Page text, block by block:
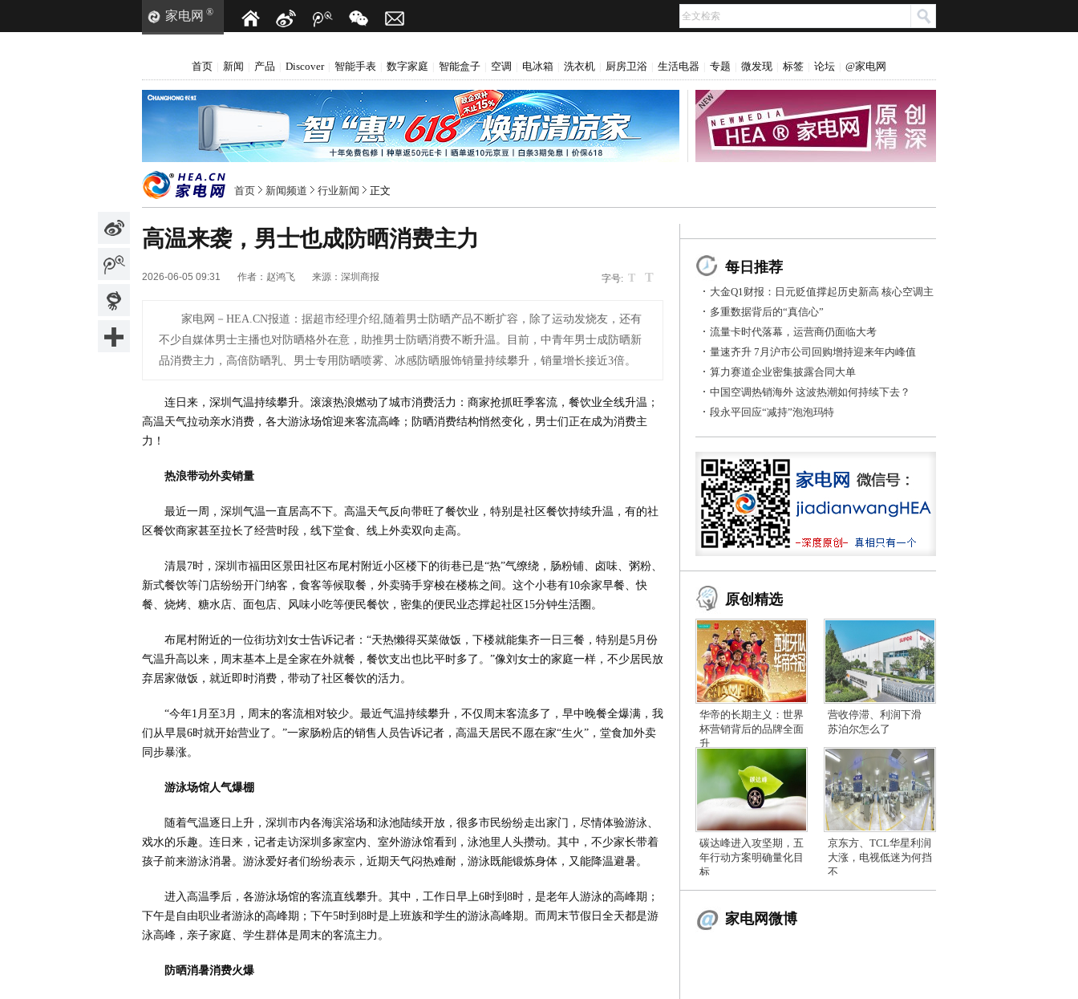
家电网 ®
首页 新闻 产品 Discover 智能手表 数字家庭 智能盒子 空调 电冰箱 洗衣机 厨房卫浴 生活电器 专题 微发现 标签 论坛 @家电网
首页 新闻频道 行业新闻 正文
高温来袭，男士也成防晒消费主力
字号: T T
2026-06-05 09:31 作者： 赵鸿飞 来源： 深圳商报
家电网－HEA.CN报道： 据超市经理介绍,随着男士防晒产品不断扩容，除了运动发烧友，还有
不少自媒体男士主播也对防晒格外在意，助推男士防晒消费不断升温。目前，中青年男士成防晒新
品消费主力，高倍防晒乳、男士专用防晒喷雾、冰感防晒服饰销量持续攀升，销量增长接近3倍。
连日来，深圳气温持续攀升。滚滚热浪燃动了城市消费活力：商家抢抓旺季客流，餐饮业全线升温；
高温天气拉动亲水消费，各大游泳场馆迎来客流高峰；防晒消费结构悄然变化，男士们正在成为消费主
力！
热浪带动外卖销量
最近一周，深圳气温一直居高不下。高温天气反向带旺了餐饮业，特别是社区餐饮持续升温，有的社
区餐饮商家甚至拉长了经营时段，线下堂食、线上外卖双向走高。
清晨7时，深圳市福田区景田社区布尾村附近小区楼下的街巷已是“热”气缭绕，肠粉铺、卤味、粥粉、
新式餐饮等门店纷纷开门纳客，食客等候取餐，外卖骑手穿梭在楼栋之间。这个小巷有10余家早餐、快
餐、烧烤、糖水店、面包店、风味小吃等便民餐饮，密集的便民业态撑起社区15分钟生活圈。
布尾村附近的一位街坊刘女士告诉记者：“天热懒得买菜做饭，下楼就能集齐一日三餐，特别是5月份
气温升高以来，周末基本上是全家在外就餐，餐饮支出也比平时多了。”像刘女士的家庭一样，不少居民放
弃居家做饭，就近即时消费，带动了社区餐饮的活力。
“今年1月至3月，周末的客流相对较少。最近气温持续攀升，不仅周末客流多了，早中晚餐全爆满，我
们从早晨6时就开始营业了。”一家肠粉店的销售人员告诉记者，高温天居民不愿在家“生火”，堂食加外卖
同步暴涨。
游泳场馆人气爆棚
随着气温逐日上升，深圳市内各海滨浴场和泳池陆续开放，很多市民纷纷走出家门，尽情体验游泳、
戏水的乐趣。连日来，记者走访深圳多家室内、室外游泳馆看到，泳池里人头攒动。其中，不少家长带着
孩子前来游泳消暑。游泳爱好者们纷纷表示，近期天气闷热难耐，游泳既能锻炼身体，又能降温避暑。
进入高温季后，各游泳场馆的客流直线攀升。其中，工作日早上6时到8时，是老年人游泳的高峰期；
下午是自由职业者游泳的高峰期；下午5时到8时是上班族和学生的游泳高峰期。而周末节假日全天都是游
泳高峰，亲子家庭、学生群体是周末的客流主力。
防晒消暑消费火爆
每日推荐
大金Q1财报：日元贬值撑起历史新高 核心空调主
业盈利转弱
多重数据背后的“真信心”
流量卡时代落幕，运营商仍面临大考
量速齐升 7月沪市公司回购增持迎来年内峰值
算力赛道企业密集披露合同大单
中国空调热销海外 这波热潮如何持续下去？
段永平回应“减持”泡泡玛特
原创精选
华帝的长期主义：世界
杯营销背后的品牌全面
升
营收停滞、利润下滑
苏泊尔怎么了
碳达峰进入攻坚期，五
年行动方案明确量化目
标
京东方、TCL华星利润
大涨，电视低迷为何挡
不
家电网微博